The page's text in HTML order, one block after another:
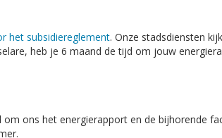
het subsidiereglement. Onze stadsdiensten
heb je 6 maand de tijd om jouw
ons het energierapport en de bijhorende